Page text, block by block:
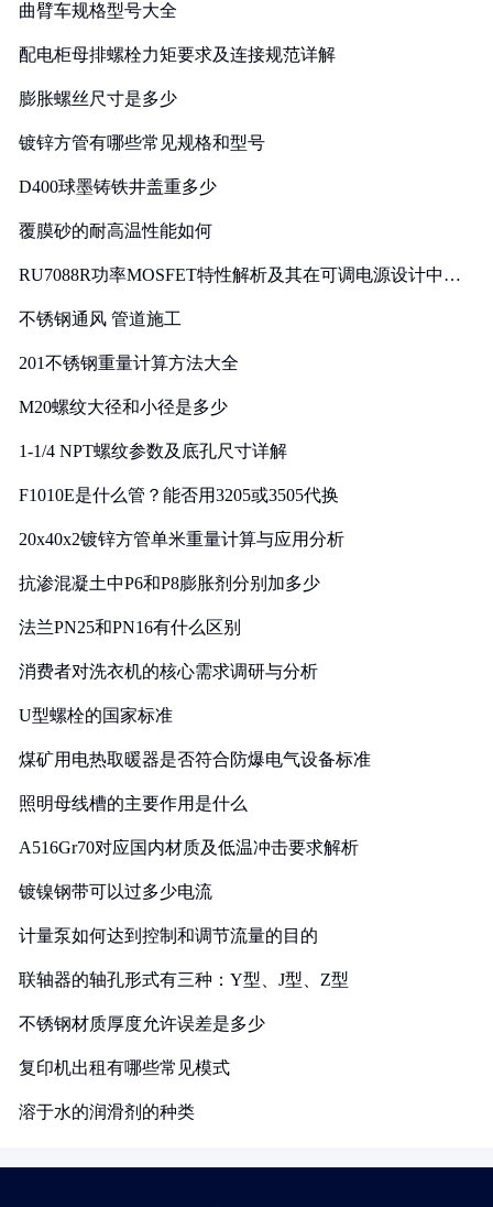
曲臂车规格型号大全
配电柜母排螺栓力矩要求及连接规范详解
膨胀螺丝尺寸是多少
镀锌方管有哪些常见规格和型号
D400球墨铸铁井盖重多少
覆膜砂的耐高温性能如何
RU7088R功率MOSFET特性解析及其在可调电源设计中的
不锈钢通风 管道施工
201不锈钢重量计算方法大全
M20螺纹大径和小径是多少
1-1/4 NPT螺纹参数及底孔尺寸详解
F1010E是什么管？能否用3205或3505代换
20x40x2镀锌方管单米重量计算与应用分析
抗渗混凝土中P6和P8膨胀剂分别加多少
法兰PN25和PN16有什么区别
消费者对洗衣机的核心需求调研与分析
U型螺栓的国家标准
煤矿用电热取暖器是否符合防爆电气设备标准
照明母线槽的主要作用是什么
A516Gr70对应国内材质及低温冲击要求解析
镀镍钢带可以过多少电流
计量泵如何达到控制和调节流量的目的
联轴器的轴孔形式有三种：Y型、J型、Z型
不锈钢材质厚度允许误差是多少
复印机出租有哪些常见模式
溶于水的润滑剂的种类